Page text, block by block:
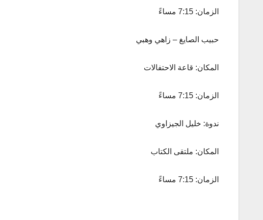
الزمان: 7:15 مساءً
حبيب الصايغ – زاهي وهبي
المكان: قاعة الاحتفالات
الزمان: 7:15 مساءً
ندوة: خليل الجيزاوي
المكان: ملتقى الكتاب
الزمان: 7:15 مساءً